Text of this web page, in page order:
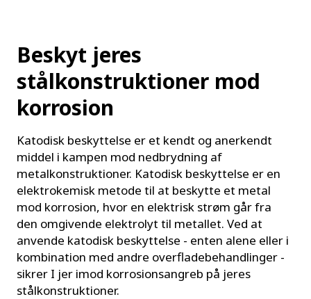
Beskyt jeres
stålkonstruktioner mod
korrosion
Katodisk beskyttelse er et kendt og anerkendt
middel i kampen mod nedbrydning af
metalkonstruktioner. Katodisk beskyttelse er en
elektrokemisk metode til at beskytte et metal
mod korrosion, hvor en elektrisk strøm går fra
den omgivende elektrolyt til metallet. Ved at
anvende katodisk beskyttelse - enten alene eller i
kombination med andre overfladebehandlinger -
sikrer I jer imod korrosionsangreb på jeres
stålkonstruktioner.